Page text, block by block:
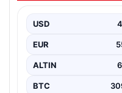
USD
EUR
ALTIN
BTC